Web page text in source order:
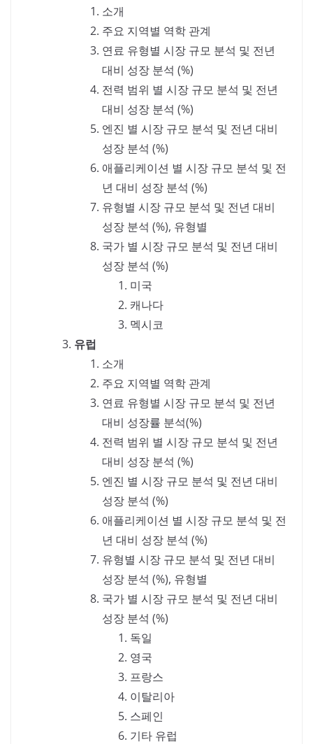
소개
주요 지역별 역학 관계
연료 유형별 시장 규모 분석 및 전년
대비 성장 분석 (%)
전력 범위 별 시장 규모 분석 및 전년
대비 성장 분석 (%)
엔진 별 시장 규모 분석 및 전년 대비
성장 분석 (%)
애플리케이션 별 시장 규모 분석 및 전
년 대비 성장 분석 (%)
유형별 시장 규모 분석 및 전년 대비
성장 분석 (%), 유형별
국가 별 시장 규모 분석 및 전년 대비
성장 분석 (%)
미국
캐나다
멕시코
유럽
소개
주요 지역별 역학 관계
연료 유형별 시장 규모 분석 및 전년
대비 성장률 분석(%)
전력 범위 별 시장 규모 분석 및 전년
대비 성장 분석 (%)
엔진 별 시장 규모 분석 및 전년 대비
성장 분석 (%)
애플리케이션 별 시장 규모 분석 및 전
년 대비 성장 분석 (%)
유형별 시장 규모 분석 및 전년 대비
성장 분석 (%), 유형별
국가 별 시장 규모 분석 및 전년 대비
성장 분석 (%)
독일
영국
프랑스
이탈리아
스페인
기타 유럽